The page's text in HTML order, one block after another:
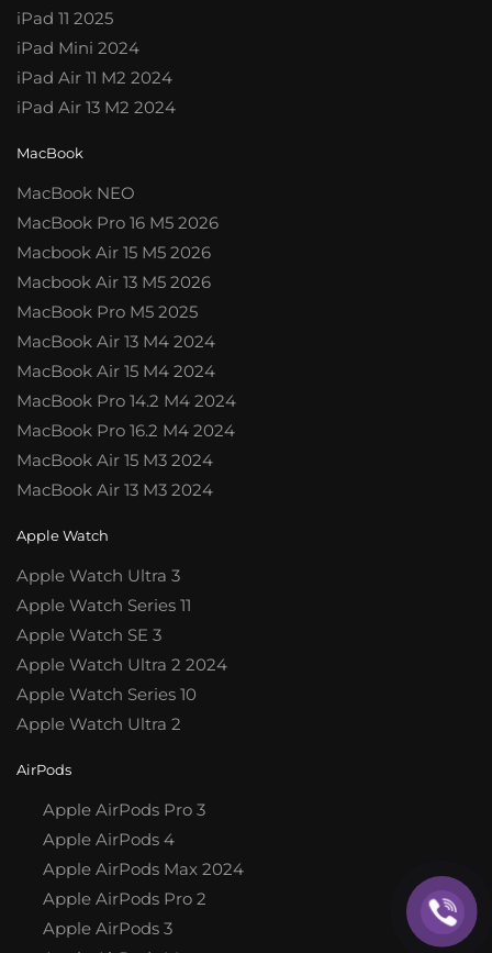
iPad 11 2025
iPad Mini 2024
iPad Air 11 M2 2024
iPad Air 13 M2 2024
MacBook
MacBook NEO
MacBook Pro 16 M5 2026
Macbook Air 15 M5 2026
Macbook Air 13 M5 2026
MacBook Pro M5 2025
MacBook Air 13 M4 2024
MacBook Air 15 M4 2024
MacBook Pro 14.2 M4 2024
MacBook Pro 16.2 M4 2024
MacBook Air 15 M3 2024
MacBook Air 13 M3 2024
Apple Watch
Apple Watch Ultra 3
Apple Watch Series 11
Apple Watch SE 3
Apple Watch Ultra 2 2024
Apple Watch Series 10
Apple Watch Ultra 2
AirPods
Apple AirPods Pro 3
Apple AirPods 4
Apple AirPods Max 2024
Apple AirPods Pro 2
Apple AirPods 3